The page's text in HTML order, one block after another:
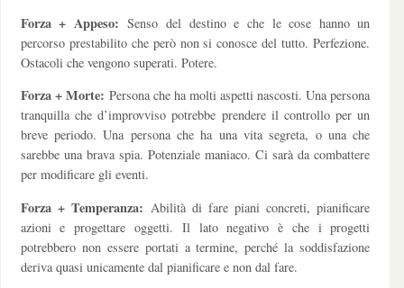
Forza + Appeso:Senso del destino e che le cose hanno un
percorso prestabilito che però non si conosce del tutto. Perfezione.
Ostacoli che vengono superati. Potere.
Forza + Morte: Persona che ha molti aspetti nascosti. Una persona
tranquilla che d’improvviso potrebbe prendere il controllo per un
breve periodo. Una persona che ha una vita segreta, o una che
sarebbe una brava spia. Potenziale maniaco. Ci sarà da combattere
per modificare gli eventi.
Forza + Temperanza: Abilità di fare piani concreti, pianificare
azioni e progettare oggetti. Il lato negativo è che i progetti
potrebbero non essere portati a termine, perché la soddisfazione
deriva quasi unicamente dal pianificare e non dal fare.